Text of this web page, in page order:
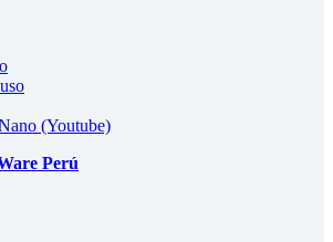
(Youtube)
Perú